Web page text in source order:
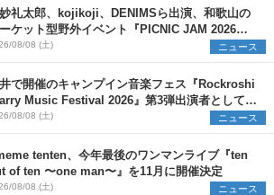
礼太郎、kojikoji、DENIMSら出演、和歌山の
ケット型野外イベント『PICNIC JAM 2026』
チケット発売開始
08/08 (土) ニュース
で開催のキャンプイン音楽フェス『Rockroshi
Music Festival 2026』第3弾出演者として
DO、かりゆし58、Reiを発表
08/08 (土) ニュース
tenten、今年最後のワンマンライブ『ten
of ten 〜one man〜』を11月に開催決定
08/08 (土) ニュース